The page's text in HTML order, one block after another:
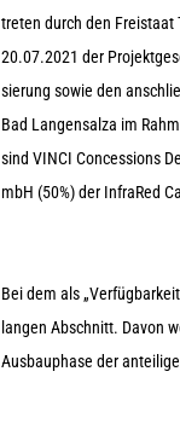
tre­ten durch den Frei­staat
20.07.2021 der
sie­rung sowie den
Bad Lan­gen­salza im
sind VINCI Con­ces­si­ons
mbH (50%) der InfraRed
Bei dem als
lan­gen Abschnitt. Davon
Aus­bau­phase der